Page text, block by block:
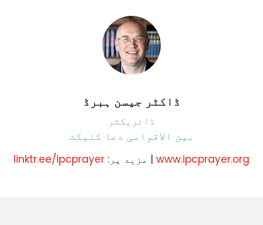
ڈاکٹر جیسن ہبرڈ
ڈائریکٹر
بین الاقوامی دعا کنیکٹ
www.ipcprayer.org | مزید پر: linktr.ee/ipcprayer